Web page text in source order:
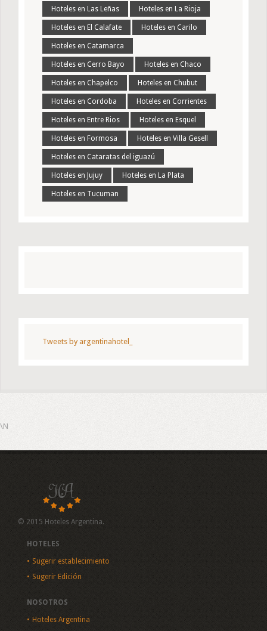
Hoteles en Las Leñas Hoteles en La Rioja
Hoteles en El Calafate Hoteles en Carilo
Hoteles en Catamarca
Hoteles en Cerro Bayo Hoteles en Chaco
Hoteles en Chapelco Hoteles en Chubut
Hoteles en Cordoba Hoteles en Corrientes
Hoteles en Entre Rios Hoteles en Esquel
Hoteles en Formosa Hoteles en Villa Gesell
Hoteles en Cataratas del iguazú
Hoteles en Jujuy Hoteles en La Plata
Hoteles en Tucuman
Tweets by argentinahotel_
\N
© 2015 Hoteles Argentina.
HOTELES
Sugerir establecimiento
Sugerir Edición
NOSOTROS
Hoteles Argentina